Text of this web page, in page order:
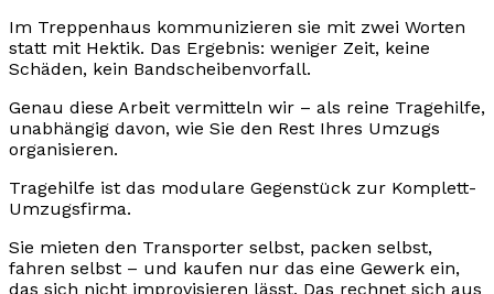
Im Treppenhaus kommunizieren sie mit zwei Worten
statt mit Hektik. Das Ergebnis: weniger Zeit, keine
Schäden, kein Bandscheibenvorfall.
Genau diese Arbeit vermitteln wir – als reine Tragehilfe,
unabhängig davon, wie Sie den Rest Ihres Umzugs
organisieren.
Tragehilfe ist das modulare Gegenstück zur Komplett-
Umzugsfirma.
Sie mieten den Transporter selbst, packen selbst,
fahren selbst – und kaufen nur das eine Gewerk ein,
das sich nicht improvisieren lässt. Das rechnet sich aus